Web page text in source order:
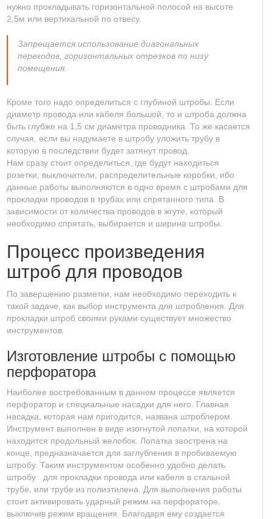
нужно прокладывать горизонтальной полосой на высоте
2,5м или вертикальной по отвесу.
Запрещается использование диагональных
переходов, горизонтальных отрезков по низу
помещения.
Кроме того надо определиться с глубиной штробы. Если
диаметр провода или кабеля большой, то и штроба должна
быть глубже на 1,5 см диаметра проводника. То же касается
случая, если вы надумаете в штробу уложить трубу в
которую в последствии будет затянут провод.
Нам сразу стоит определиться, где будут находиться
розетки, выключатели, распределительные коробки, ибо
данные работы выполняются в одно время с штробами для
прокладки проводов в трубах или спрятанного типа. В
зависимости от количества проводов в жгуте, который
необходимо спрятать, выбирается и ширина штробы.
Процесс произведения
штроб для проводов
По завершению разметки, нам необходимо переходить к
такой задаче, как выбор инструмента для штробления. Для
прокладки штроб своими руками существует множество
инструментов.
Изготовление штробы с помощью
перфоратора
Наиболее востребованным в данном процессе является
перфоратор и специальные насадки для него. Главная
насадка, которая нам пригодится, названа штроблером.
Инструмент выполнен в виде изогнутой лопатки, на которой
находится продольный желобок. Лопатка заострена на
конце, предназначается для заглубления в пробиваемую
штробу. Таким инструментом особенно удобно делать
штробу для прокладки провода или кабеля в стальной
трубе, или трубе из полиэтилена. Для выполнения работы
стоит активировать ударный режим на перфораторе,
выключив режим вращения. Благодаря ему создается